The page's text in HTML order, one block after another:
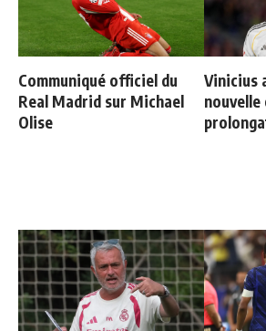
Communiqué officiel du
Real Madrid sur Michael
Olise
Vinicius